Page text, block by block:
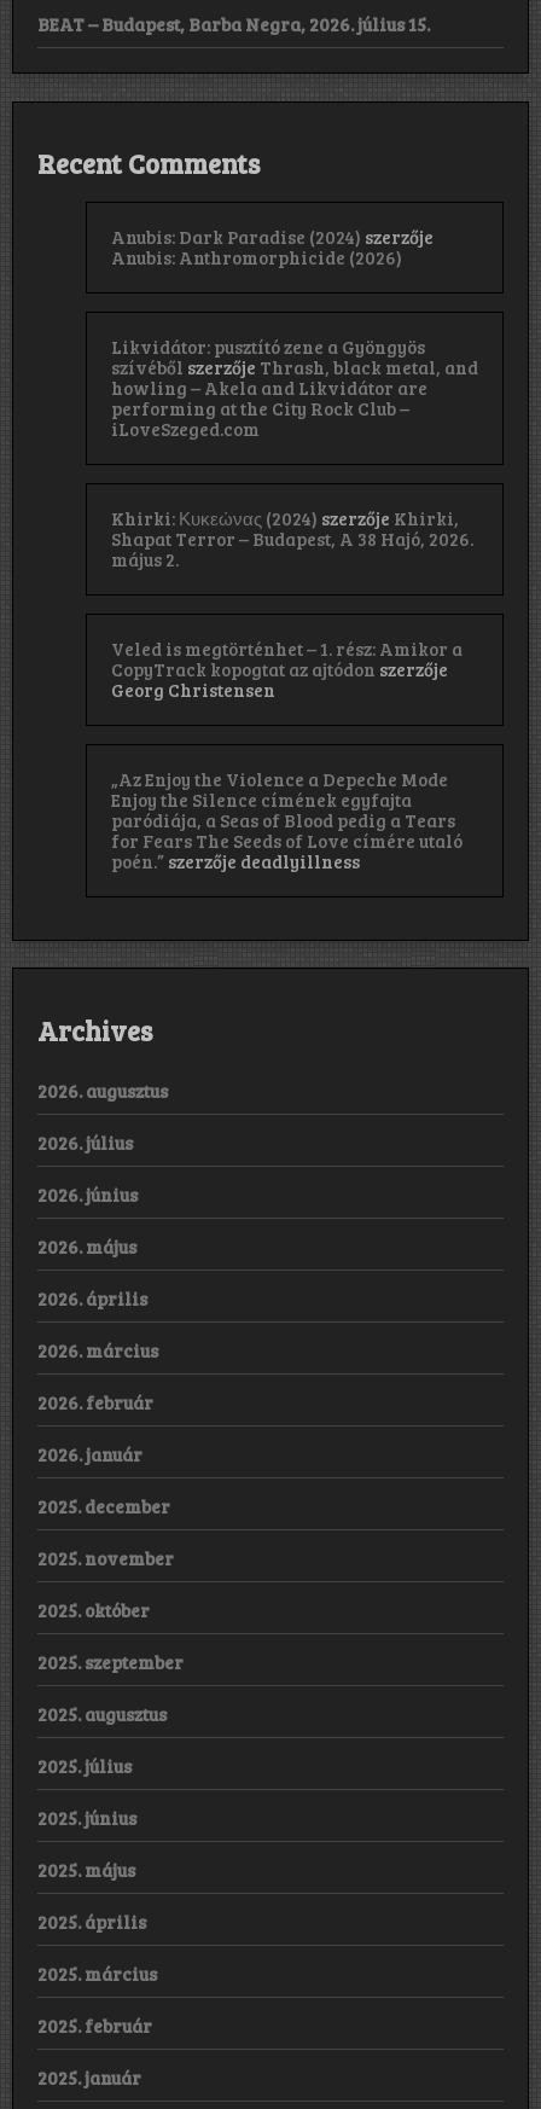
BEAT – Budapest, Barba Negra, 2026. július 15.
Recent Comments
Anubis: Dark Paradise (2024) szerzője
Anubis: Anthromorphicide (2026)
Likvidátor: pusztító zene a Gyöngyös
szívéből szerzője Thrash, black metal, and
howling – Akela and Likvidátor are
performing at the City Rock Club –
iLoveSzeged.com
Khirki: Κ​υ​κ​ε​ώ​ν​α​ς (2024) szerzője Khirki,
Shapat Terror – Budapest, A 38 Hajó, 2026.
május 2.
Veled is megtörténhet – 1. rész: Amikor a
CopyTrack kopogtat az ajtódon szerzője
Georg Christensen
„Az Enjoy the Violence a Depeche Mode
Enjoy the Silence címének egyfajta
paródiája, a Seas of Blood pedig a Tears
for Fears The Seeds of Love címére utaló
poén.” szerzője deadlyillness
Archives
2026. augusztus
2026. július
2026. június
2026. május
2026. április
2026. március
2026. február
2026. január
2025. december
2025. november
2025. október
2025. szeptember
2025. augusztus
2025. július
2025. június
2025. május
2025. április
2025. március
2025. február
2025. január